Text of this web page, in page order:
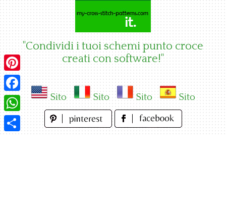
"Condividi i tuoi schemi punto croce
creati con software!"
Sito Sito Sito Sito
Pinterest
Facebook
WhatsApp